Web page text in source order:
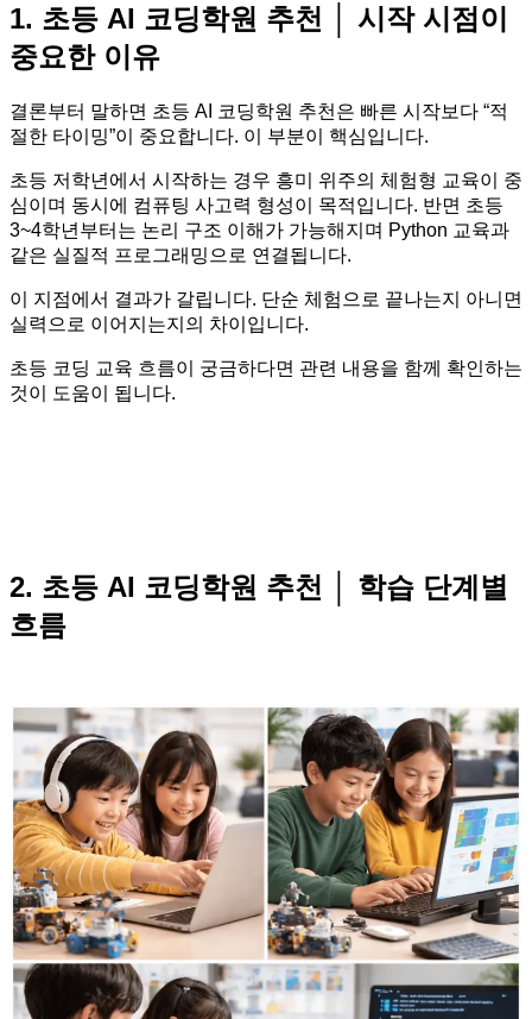
1. 초등 AI 코딩학원 추천 │ 시작 시점이
중요한 이유
결론부터 말하면 초등 AI 코딩학원 추천은 빠른 시작보다 “적
절한 타이밍”이 중요합니다. 이 부분이 핵심입니다.
초등 저학년에서 시작하는 경우 흥미 위주의 체험형 교육이 중
심이며 동시에 컴퓨팅 사고력 형성이 목적입니다. 반면 초등
3~4학년부터는 논리 구조 이해가 가능해지며 Python 교육과
같은 실질적 프로그래밍으로 연결됩니다.
이 지점에서 결과가 갈립니다. 단순 체험으로 끝나는지 아니면
실력으로 이어지는지의 차이입니다.
초등 코딩 교육 흐름이 궁금하다면 관련 내용을 함께 확인하는
것이 도움이 됩니다.
2. 초등 AI 코딩학원 추천 │ 학습 단계별
흐름